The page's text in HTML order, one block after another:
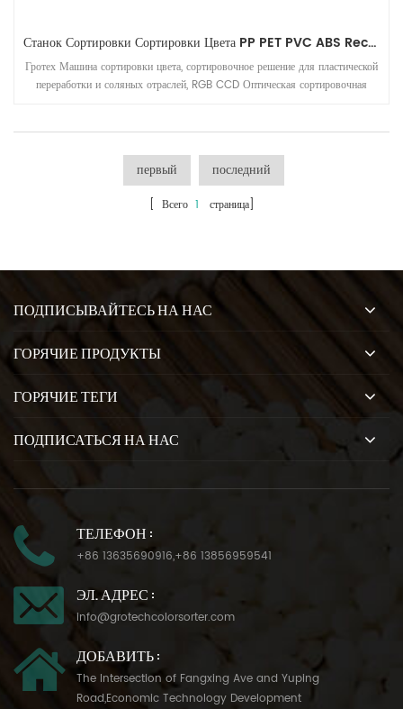
Станок Сортировки Сортировки Цвета PP PET PVC ABS Recycling Industries
Гротех Машина сортировки цвета, сортировочное решение для пластической
переработки и соляных отраслей, RGB CCD Оптическая сортировочная
первый последний
[ Всего 1 страница]
ПОДПИСЫВАЙТЕСЬ НА НАС
ГОРЯЧИЕ ПРОДУКТЫ
ГОРЯЧИЕ ТЕГИ
ПОДПИСАТЬСЯ НА НАС
ТЕЛЕФОН :
+86 13635690916,+86 13856959541
ЭЛ. АДРЕС :
info@grotechcolorsorter.com
ДОБАВИТЬ :
The Intersection of Fangxing Ave and Yuping
Road,Economic Technology Development